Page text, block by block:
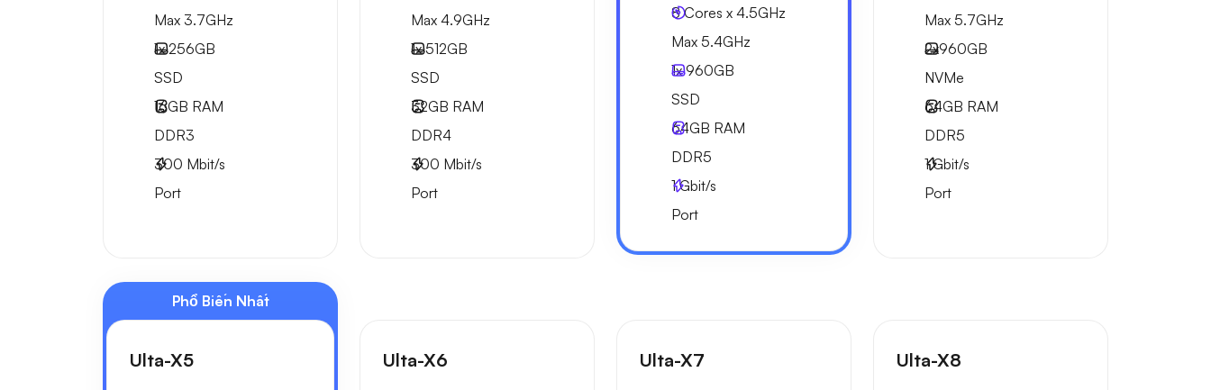
Max 3.7GHz
1x256GB
SSD
16GB RAM
DDR3
300 Mbit/s
Port
Max 4.9GHz
1x512GB
SSD
32GB RAM
DDR4
300 Mbit/s
Port
8 Cores x 4.5GHz
Max 5.4GHz
1x960GB
SSD
64GB RAM
DDR5
1Gbit/s
Port
Max 5.7GHz
2x960GB
NVMe
64GB RAM
DDR5
1Gbit/s
Port
Phổ Biến Nhất
Ulta-X5 Ulta-X6 Ulta-X7 Ulta-X8